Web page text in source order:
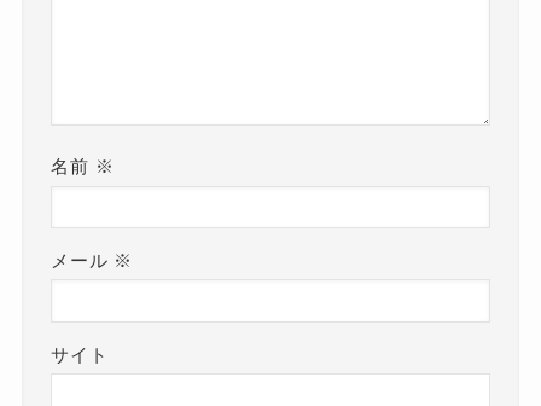
名前 ※
メール ※
サイト